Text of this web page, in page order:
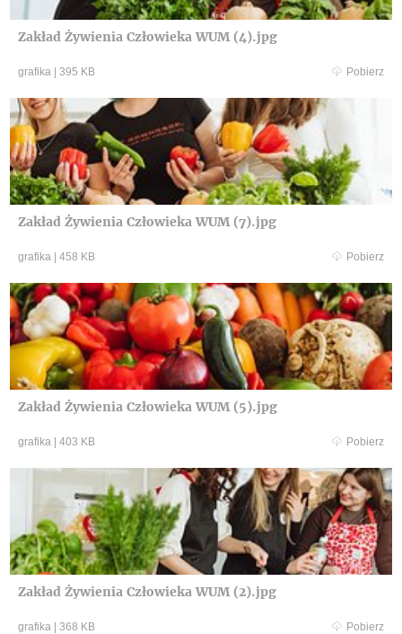
Zakład Żywienia Człowieka WUM (4).jpg
grafika | 395 KB Pobierz
Zakład Żywienia Człowieka WUM (7).jpg
grafika | 458 KB Pobierz
Zakład Żywienia Człowieka WUM (5).jpg
grafika | 403 KB Pobierz
Zakład Żywienia Człowieka WUM (2).jpg
grafika | 368 KB Pobierz